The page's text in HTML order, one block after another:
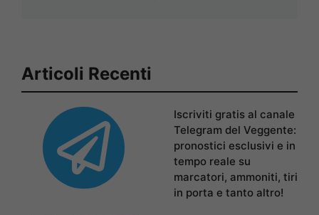
Articoli Recenti
Iscriviti gratis al canale
Telegram del Veggente:
pronostici esclusivi e in
tempo reale su
marcatori, ammoniti, tiri
in porta e tanto altro!